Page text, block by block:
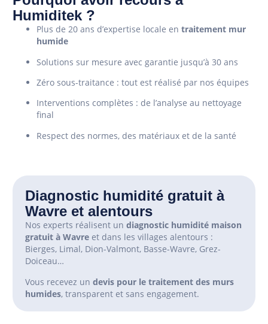
Humiditek ?
Plus de 20 ans d’expertise locale en traitement mur
humide
Solutions sur mesure avec garantie jusqu’à 30 ans
Zéro sous-traitance : tout est réalisé par nos équipes
Interventions complètes : de l’analyse au nettoyage
final
Respect des normes, des matériaux et de la santé
Diagnostic humidité gratuit à
Wavre et alentours
Nos experts réalisent un diagnostic humidité maison
gratuit à Wavre et dans les villages alentours :
Bierges, Limal, Dion-Valmont, Basse-Wavre, Grez-
Doiceau…
Vous recevez un devis pour le traitement des murs
humides, transparent et sans engagement.